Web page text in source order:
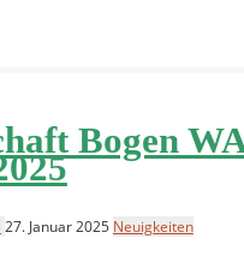
Bogen
27. Januar 2025 Neuigkeiten